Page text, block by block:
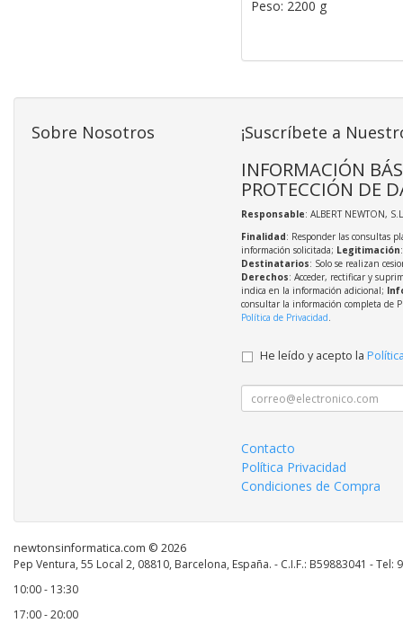
Peso: 2200 g
Sobre Nosotros ¡Suscríbete a
INFORMACIÓN
PROTECCIÓN DE
Responsable: ALBERT NEWTON,
Finalidad: Responder las consultas
información solicitada; Legitimación
Destinatarios: Solo se realizan
Derechos: Acceder, rectificar y
indica en la información adicional;
consultar la información completa de
Política de Privacidad.
He leído y acepto la
Contacto
Política Privacidad
Condiciones de Compra
newtonsinformatica.com © 2026
Pep Ventura, 55 Local 2, 08810, Barcelona, España. - C.I.F.: B59883041 - Tel:
10:00 - 13:30
17:00 - 20:00